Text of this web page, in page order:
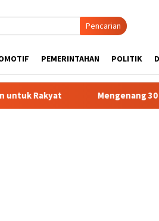
Pencarian
PEMERINTAHAN POLITIK
Mengenang 30 Tahun Tragedi